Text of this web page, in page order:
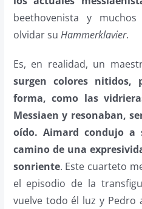
beethovenista y
olvidar su Hammerklavier.
Es, en realidad, un
surgen colores
forma, como las
Messiaen y resonaban,
oído. Aimard condujo a
camino de una
sonriente. Este cuarteto
el episodio de la
vuelve todo él luz y Pedro